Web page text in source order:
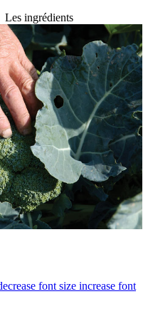
Les ingrédients
increase font